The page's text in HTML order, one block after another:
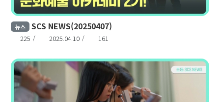
뉴스 SCS NEWS(20250407)
225 2025.04.10 161